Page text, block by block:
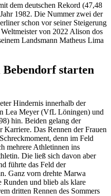
dem deutschen Rekord (47,48
1982. Die Nummer zwei der
schon vor seiner Steigerung
von 2022 Alison dos
Landsmann Matheus Lima
starten
Hindernis innerhalb der
Lea Meyer (VfL Löningen) und
hin. Beiden gelang der
Karriere. Das Rennen der Frauen
denn im Feld
mehrere Athletinnen ins
Die ließ sich davon aber
führte das Feld der
Ganz vorn drehte Marwa
Runden und blieb als klare
dritten Rennen des Sommers